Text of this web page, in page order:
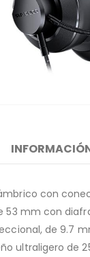
con
53 mm con
de 9.7
ultraligero de